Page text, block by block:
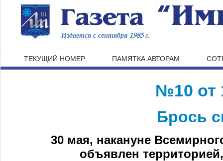
Издается с сентября 1985 г.
ТЕКУЩИЙ НОМЕР ПАМЯТКА АВТОРАМ
№10 от
Брось
30 мая, накануне
объявлен